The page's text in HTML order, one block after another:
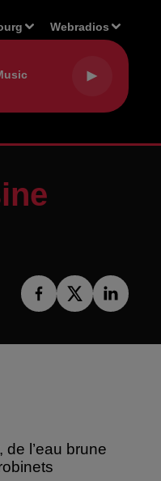
Webradios
de l’eau brune